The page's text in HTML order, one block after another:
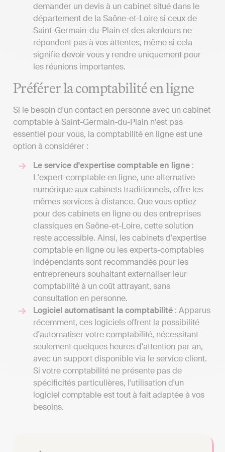
demander un devis à un cabinet situé dans le
département de la Saône-et-Loire si ceux de
Saint-Germain-du-Plain et des alentours ne
répondent pas à vos attentes, même si cela
signifie devoir vous y rendre uniquement pour
les réunions importantes.
Préférer la comptabilité en ligne
Si le besoin d'un contact en personne avec un cabinet
comptable à Saint-Germain-du-Plain n'est pas
essentiel pour vous, la comptabilité en ligne est une
option à considérer :
Le service d'expertise comptable en ligne :
L'expert-comptable en ligne, une alternative
numérique aux cabinets traditionnels, offre les
mêmes services à distance. Que vous optiez
pour des cabinets en ligne ou des entreprises
classiques en Saône-et-Loire, cette solution
reste accessible. Ainsi, les cabinets d'expertise
comptable en ligne ou les experts-comptables
indépendants sont recommandés pour les
entrepreneurs souhaitant externaliser leur
comptabilité à un coût attrayant, sans
consultation en personne.
Logiciel automatisant la comptabilité : Apparus
récemment, ces logiciels offrent la possibilité
d'automatiser votre comptabilité, nécessitant
seulement quelques heures d'attention par an,
avec un support disponible via le service client.
Si votre comptabilité ne présente pas de
spécificités particulières, l'utilisation d'un
logiciel comptable est tout à fait adaptée à vos
besoins.